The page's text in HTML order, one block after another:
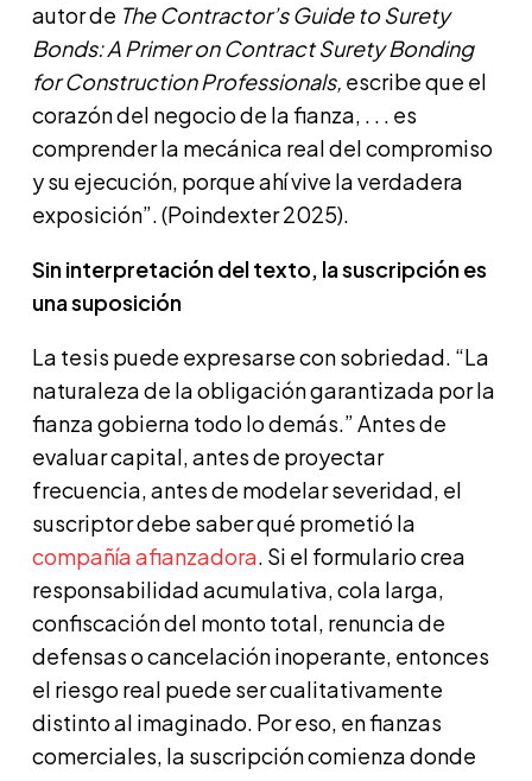
autor de The Contractor’s Guide to Surety
Bonds: A Primer on Contract Surety Bonding
for Construction Professionals, escribe que el
corazón del negocio de la fianza, . . . es
comprender la mecánica real del compromiso
y su ejecución, porque ahí vive la verdadera
exposición”. (Poindexter 2025).
Sin interpretación del texto, la suscripción es
una suposición
La tesis puede expresarse con sobriedad. “La
naturaleza de la obligación garantizada por la
fianza gobierna todo lo demás.” Antes de
evaluar capital, antes de proyectar
frecuencia, antes de modelar severidad, el
suscriptor debe saber qué prometió la
compañía afianzadora. Si el formulario crea
responsabilidad acumulativa, cola larga,
confiscación del monto total, renuncia de
defensas o cancelación inoperante, entonces
el riesgo real puede ser cualitativamente
distinto al imaginado. Por eso, en fianzas
comerciales, la suscripción comienza donde